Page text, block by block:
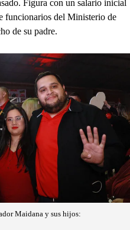
Figura con un salario inicial
funcionarios del Ministerio de
de su padre.
Maidana y sus hijos: